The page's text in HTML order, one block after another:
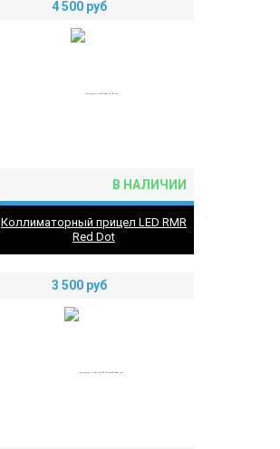
4 500 руб
В НАЛИЧИИ
Коллиматорный прицел LED RMR
Red Dot
3 500 руб